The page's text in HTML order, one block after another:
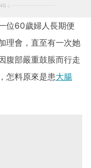
位60歲婦人長期便
理會，直至有一次她
腹部嚴重鼓脹而行走
怎料原來是患大腸